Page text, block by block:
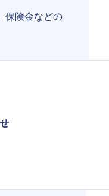
保険金などの